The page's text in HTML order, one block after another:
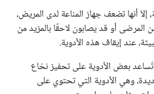
إلاّ أنها تضعف جهاز المناعة لدى المريض،
ما يصل إلى 50% من المرضى أو قد يصابون لاحقًا بالمزيد من
عند إيقاف هذه الأدوية.
بعض الأدوية على تحفيز نخاع
وهي الأدوية التي تحتوي على